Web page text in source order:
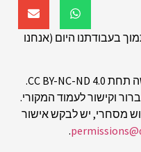
בעבודתנו היום (אנחנו
© 2025 אלכסנדר פולטורק. מורשה תחת CC BY-NC-ND 4.0.
עם ייחוס ברור וקישור לעמוד המקורי.
מסחרי, יש לבקש אישור
.